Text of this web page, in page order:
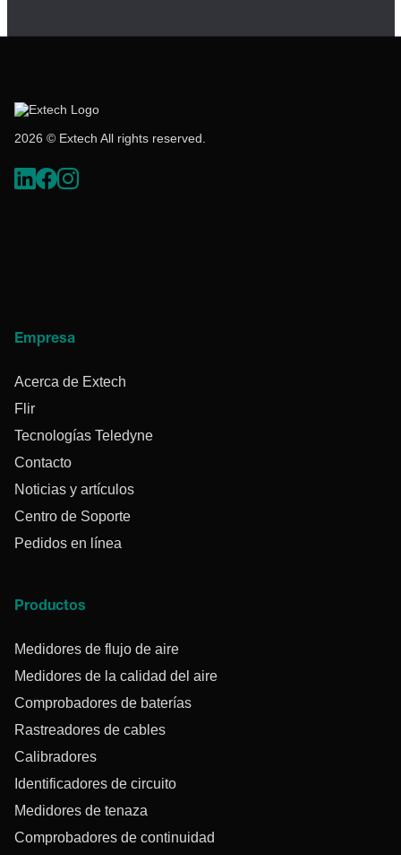
2026 © Extech All rights reserved.
Empresa
Acerca de Extech
Flir
Tecnologías Teledyne
Contacto
Noticias y artículos
Centro de Soporte
Pedidos en línea
Productos
Medidores de flujo de aire
Medidores de la calidad del aire
Comprobadores de baterías
Rastreadores de cables
Calibradores
Identificadores de circuito
Medidores de tenaza
Comprobadores de continuidad